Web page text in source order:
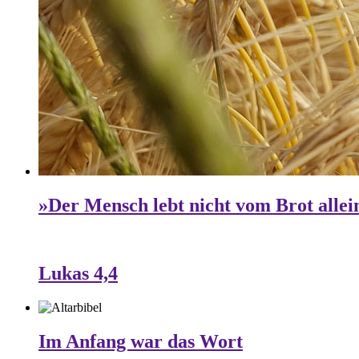
»Der Mensch lebt nicht vom Brot
Lukas 4,4
Im Anfang war das Wort